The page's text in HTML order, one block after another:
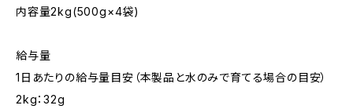
内容量2kg(500g×4袋)
給与量
1日あたりの給与量目安（本製品と水のみで育てる場合の目安）
2kg：32g